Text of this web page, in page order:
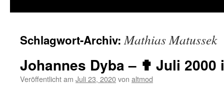
Schlagwort-Archiv:Mathias Matussek
Johannes Dyba – ✟ Juli 2000
Veröffentlicht am Juli 23, 2020von altmod